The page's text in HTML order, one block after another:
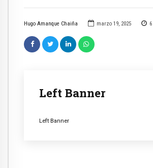
Hugo Amanque Chaiña marzo 19, 2025 6
Left Banner
Left Banner